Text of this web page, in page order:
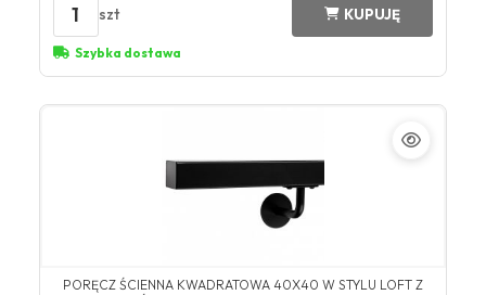
1 szt KUPUJĘ
Szybka dostawa
PORĘCZ ŚCIENNA KWADRATOWA 40X40 W STYLU LOFT Z